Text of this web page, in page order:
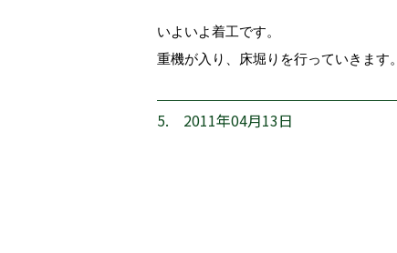
いよいよ着工です。
重機が入り、床堀りを行っていきます。
5. 2011年04月13日